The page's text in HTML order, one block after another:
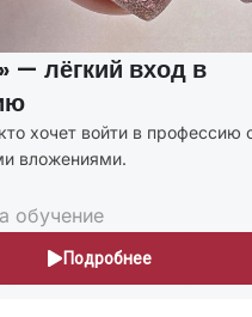
вход в
войти в профессию с
Подробнее